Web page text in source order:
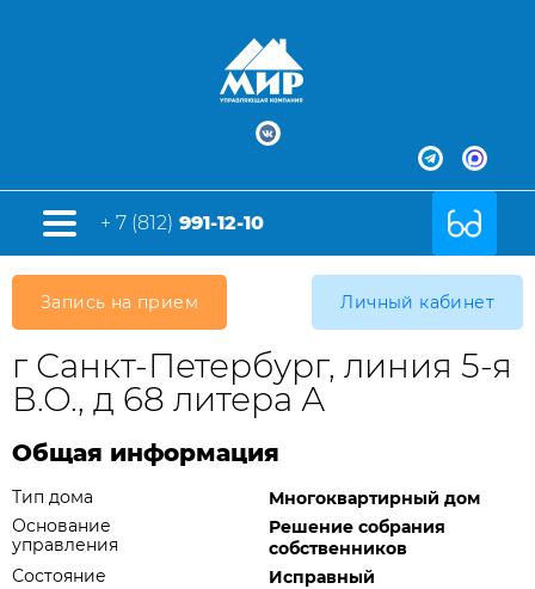
+ 7 (812) 991-12-10
Запись на прием Личный кабинет
г Санкт-Петербург, линия 5-я
В.О., д 68 литера А
Общая информация
Тип дома
Многоквартирный дом
Основание
управления
Решение собрания
собственников
Состояние
Исправный